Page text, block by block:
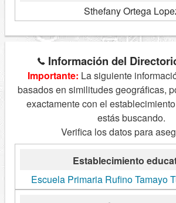
Sthefany Ortega
Información del
Importante: La siguiente
basados en similitudes geográficas,
exactamente con el
estás buscando.
Verifica los datos para
Establecimiento
Escuela Primaria Rufino Tamayo